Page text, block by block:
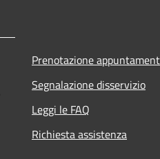
Prenotazione
Segnalazione disservizio
Leggi le FAQ
Richiesta assistenza